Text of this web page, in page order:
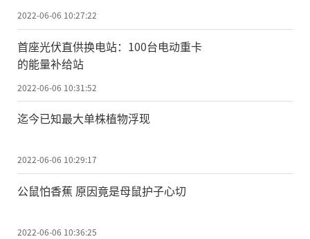
2022-06-06 10:27:22
首座光伏直供换电站：100台电动重卡
的能量补给站
2022-06-06 10:31:52
迄今已知最大单株植物浮现
2022-06-06 10:29:17
公鼠怕香蕉 原因竟是母鼠护子心切
2022-06-06 10:36:25